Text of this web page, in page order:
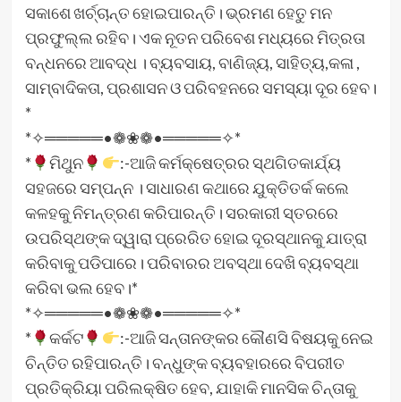
ସକାଶେ ଖର୍ଚ୍ଚାନ୍ତ ହୋଇପାରନ୍ତି। ଭ୍ରମଣ ହେତୁ ମନ
ପ୍ରଫୁଲ୍ଲ ରହିବ। ଏକ ନୂତନ ପରିବେଶ ମଧ୍ୟରେ ମିତ୍ରତା
ବନ୍ଧନରେ ଆବଦ୍ଧ । ବ୍ୟବସାୟ, ବାଣିଜ୍ୟ, ସାହିତ୍ୟ,କଳା ,
ସାମ୍ବାଦିକତା, ପ୍ରଶାସନ ଓ ପରିବହନରେ ସମସ୍ୟା ଦୂର ହେବ।
*
*✧═════•❁❀❁•═════✧*
*
ମିଥୁନ
:-ଆଜି କର୍ମକ୍ଷେତ୍ରର ସ୍ଥଗିତକାର୍ଯ୍ୟ
ସହଜରେ ସମ୍ପନ୍ନ । ସାଧାରଣ କଥାରେ ଯୁକ୍ତିତର୍କ କଲେ
କଳହକୁ ନିମନ୍ତ୍ରଣ କରିପାରନ୍ତି। ସରକାରୀ ସ୍ତରରେ
ଉପରିସ୍ଥଙ୍କ ଦ୍ୱାରା ପ୍ରେରିତ ହୋଇ ଦୂରସ୍ଥାନକୁ ଯାତ୍ରା
କରିବାକୁ ପଡିପାରେ। ପରିବାରର ଅବସ୍ଥା ଦେଖି ବ୍ୟବସ୍ଥା
କରିବା ଭଲ ହେବ।*
*✧═════•❁❀❁•═════✧*
*
କର୍କଟ
:-ଆଜି ସନ୍ତାନଙ୍କର କୌଣସି ବିଷୟକୁ ନେଇ
ଚିନ୍ତିତ ରହିପାରନ୍ତି। ବନ୍ଧୁଙ୍କ ବ୍ୟବହାରରେ ବିପରୀତ
ପ୍ରତିକ୍ରିୟା ପରିଲକ୍ଷିତ ହେବ, ଯାହାକି ମାନସିକ ଚିନ୍ତାକୁ